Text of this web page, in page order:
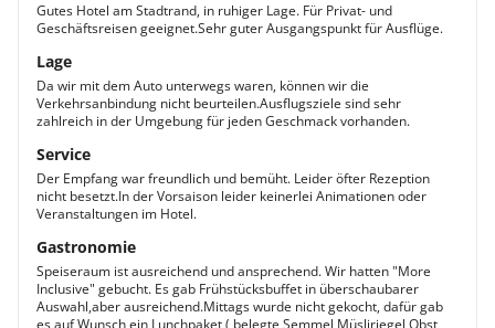
Gutes Hotel am Stadtrand, in ruhiger Lage. Für Privat- und
Geschäftsreisen geeignet.Sehr guter Ausgangspunkt für Ausflüge.
Lage
Da wir mit dem Auto unterwegs waren, können wir die
Verkehrsanbindung nicht beurteilen.Ausflugsziele sind sehr
zahlreich in der Umgebung für jeden Geschmack vorhanden.
Service
Der Empfang war freundlich und bemüht. Leider öfter Rezeption
nicht besetzt.In der Vorsaison leider keinerlei Animationen oder
Veranstaltungen im Hotel.
Gastronomie
Speiseraum ist ausreichend und ansprechend. Wir hatten "More
Inclusive" gebucht. Es gab Frühstücksbuffet in überschaubarer
Auswahl,aber ausreichend.Mittags wurde nicht gekocht, dafür gab
es auf Wunsch ein Lunchpaket ( belegte Semmel,Müsliriegel,Obst